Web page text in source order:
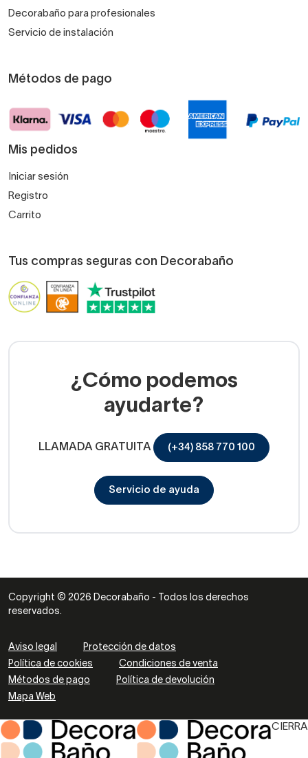
Decorabaño para profesionales
Servicio de instalación
Métodos de pago
Mis pedidos
Iniciar sesión
Registro
Carrito
Tus compras seguras con Decorabaño
¿Cómo podemos
ayudarte?
LLAMADA GRATUITA (+34) 858 770 100
Servicio de ayuda
Copyright © 2026 Decorabaño - Todos los derechos
reservados.
Aviso legal
Protección de datos
Política de cookies
Condiciones de venta
Métodos de pago
Política de devolución
Mapa Web
CIERRA